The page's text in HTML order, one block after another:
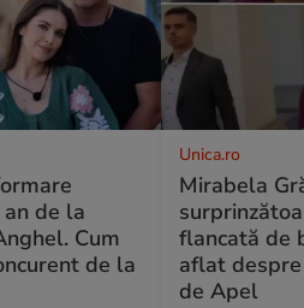
de la
Cum
de la
Unica.ro
Mirabela
flancată de
aflat
de Apel